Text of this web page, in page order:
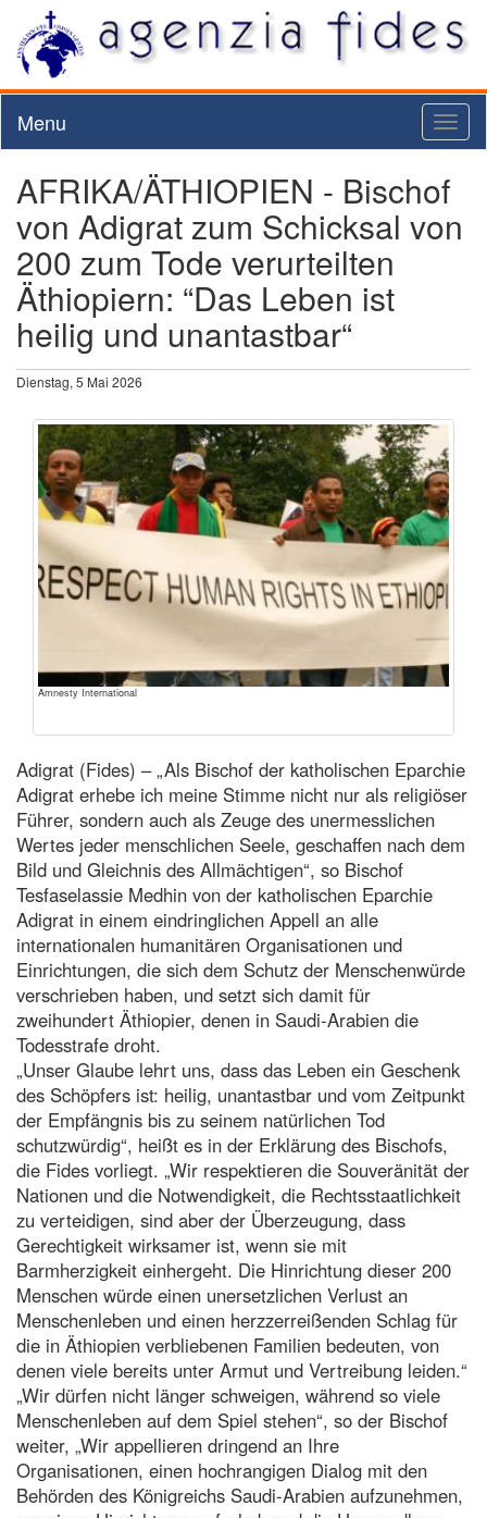
Menu
AFRIKA/ÄTHIOPIEN - Bischof
von Adigrat zum Schicksal von
200 zum Tode verurteilten
Äthiopiern: “Das Leben ist
heilig und unantastbar“
Dienstag, 5 Mai 2026
Amnesty International
Adigrat (Fides) – „Als Bischof der katholischen Eparchie
Adigrat erhebe ich meine Stimme nicht nur als religiöser
Führer, sondern auch als Zeuge des unermesslichen
Wertes jeder menschlichen Seele, geschaffen nach dem
Bild und Gleichnis des Allmächtigen“, so Bischof
Tesfaselassie Medhin von der katholischen Eparchie
Adigrat in einem eindringlichen Appell an alle
internationalen humanitären Organisationen und
Einrichtungen, die sich dem Schutz der Menschenwürde
verschrieben haben, und setzt sich damit für
zweihundert Äthiopier, denen in Saudi-Arabien die
Todesstrafe droht.
„Unser Glaube lehrt uns, dass das Leben ein Geschenk
des Schöpfers ist: heilig, unantastbar und vom Zeitpunkt
der Empfängnis bis zu seinem natürlichen Tod
schutzwürdig“, heißt es in der Erklärung des Bischofs,
die Fides vorliegt. „Wir respektieren die Souveränität der
Nationen und die Notwendigkeit, die Rechtsstaatlichkeit
zu verteidigen, sind aber der Überzeugung, dass
Gerechtigkeit wirksamer ist, wenn sie mit
Barmherzigkeit einhergeht. Die Hinrichtung dieser 200
Menschen würde einen unersetzlichen Verlust an
Menschenleben und einen herzzerreißenden Schlag für
die in Äthiopien verbliebenen Familien bedeuten, von
denen viele bereits unter Armut und Vertreibung leiden.“
„Wir dürfen nicht länger schweigen, während so viele
Menschenleben auf dem Spiel stehen“, so der Bischof
weiter, „Wir appellieren dringend an Ihre
Organisationen, einen hochrangigen Dialog mit den
Behörden des Königreichs Saudi-Arabien aufzunehmen,